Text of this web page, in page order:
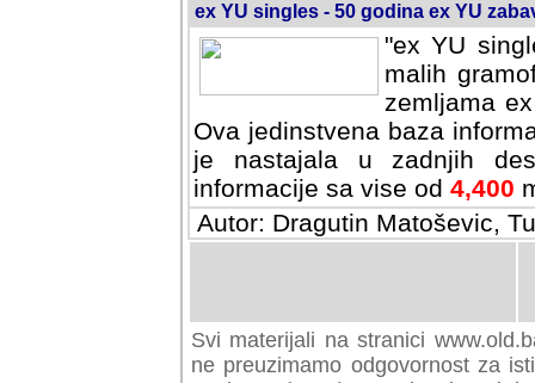
ex YU singles - 50 godina ex YU
"ex YU
malih
zemljama
Ova jedinstvena baza
je nastajala u zadnjih
informacije sa vise od 4,400
Autor: Dragutin Matoševic,
Svi materijali na stranici
preuzimamo odgovornost za